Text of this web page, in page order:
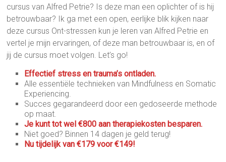
cursus van Alfred Petrie? Is deze man een oplichter of is hij
betrouwbaar? Ik ga met een open, eerlijke blik kijken naar
deze cursus Ont-stressen kun je leren van Alfred Petrie en
vertel je mijn ervaringen, of deze man betrouwbaar is, en of
jij de cursus moet volgen. Let’s go!
Effectief stress en trauma’s ontladen.
Alle essentiële technieken van Mindfulness en Somatic
Experiencing.
Succes gegarandeerd door een gedoseerde methode
op maat.
Je kunt tot wel €800 aan therapiekosten besparen.
Niet goed? Binnen 14 dagen je geld terug!
Nu tijdelijk van €179 voor €149!